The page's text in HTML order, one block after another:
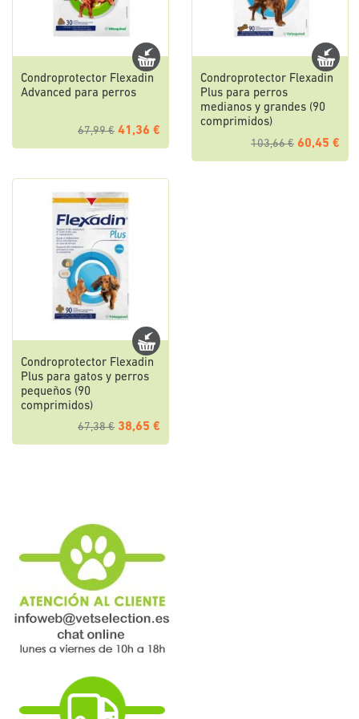
Condroprotector Flexadin
Advanced para perros
67,99 € 41,36 €
Condroprotector Flexadin
Plus para perros
medianos y grandes (90
comprimidos)
103,66 € 60,45 €
Condroprotector Flexadin
Plus para gatos y perros
pequeños (90
comprimidos)
67,38 € 38,65 €